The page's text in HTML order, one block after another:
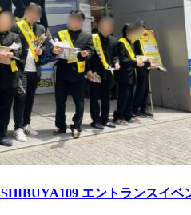
エントランスイベ